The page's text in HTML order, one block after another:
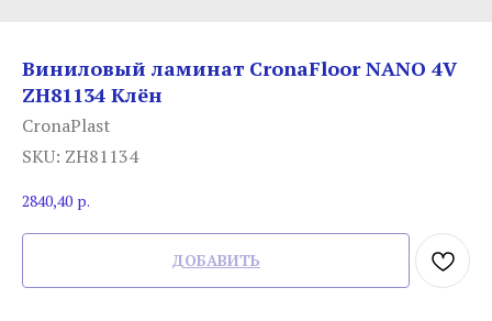
Виниловый ламинат CronaFloor NANO 4V
ZH81134 Клён
CronaPlast
SKU: ZH81134
2840,40 р.
ДОБАВИТЬ